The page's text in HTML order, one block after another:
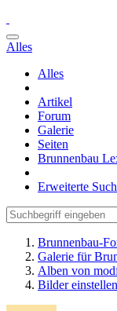
Alles
Alles
Artikel
Forum
Galerie
Seiten
Brunnenbau
Erweiterte
Brunnenbau-
Galerie für
Alben von
Bilder einstellen